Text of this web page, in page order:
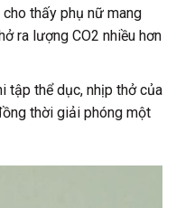
thấy phụ nữ mang
ra lượng CO2 nhiều hơn
tập thể dục, nhịp thở của
thời giải phóng một